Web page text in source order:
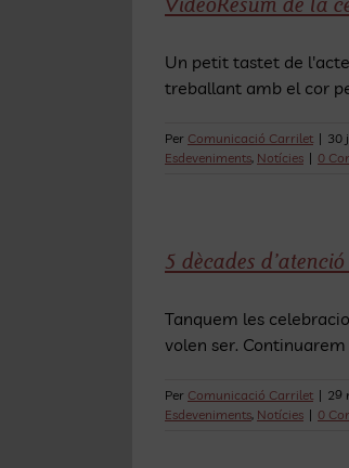
Un petit tastet de
treballant amb el cor
Per Comunicació Carrilet | 30
Esdeveniments, Notícies | 0
5 dècades
Tanquem les
volen ser.
Per Comunicació Carrilet | 29
Esdeveniments, Notícies | 0